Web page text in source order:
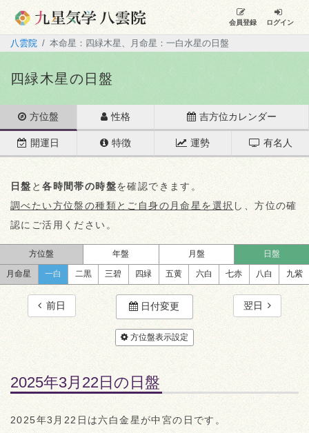
会員登録 ログイン
八雲院 本命星：四緑木星、月命星：一白水星の日盤
四緑木星の日盤
方位盤 性格 吉方位カレンダー
開運日 特徴 運勢 有名人
日盤 と各時間帯の時盤を確認できます。
調べたい方位盤の種類とご自身の月命星を選択 し、方位の確
認にご活用ください。
方位盤 年盤 月盤 日盤
月命星 一白 二黒 三碧 四緑 五黄 六白 七赤 八白 九紫
前日 日付変更 翌日
方位盤表示設定
2025年3月22日の日盤
2025年3月22日は六白金星が中宮の日です。